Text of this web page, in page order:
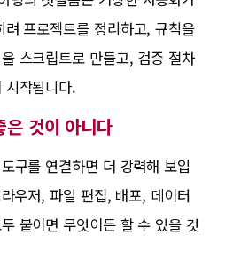
프로젝트를 정리하고, 규칙을
스크립트로 만들고, 검증 절차
작됩니다.
은 것이 아니다
구를 연결하면 더 강력해 보입
우저, 파일 편집, 배포, 데이터
붙이면 무엇이든 할 수 있을 것